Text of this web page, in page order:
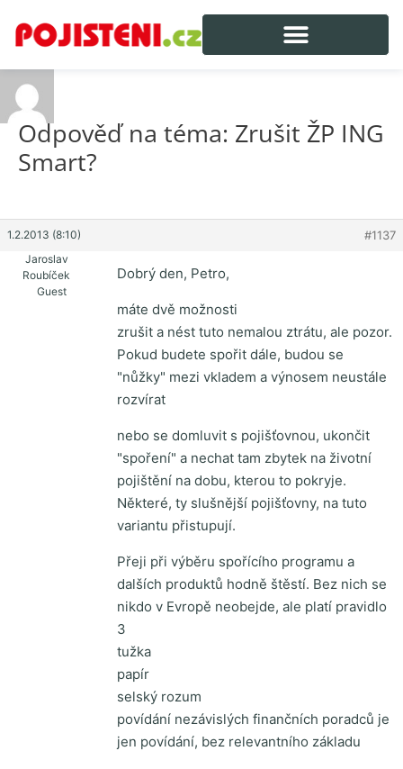
Odpověď na téma: Zrušit ŽP ING
Smart?
1.2.2013 (8:10) #1137
Jaroslav
Roubíček
Guest
Dobrý den, Petro,
máte dvě možnosti
zrušit a nést tuto nemalou ztrátu, ale pozor.
Pokud budete spořit dále, budou se
"nůžky" mezi vkladem a výnosem neustále
rozvírat
nebo se domluvit s pojišťovnou, ukončit
"spoření" a nechat tam zbytek na životní
pojištění na dobu, kterou to pokryje.
Některé, ty slušnější pojišťovny, na tuto
variantu přistupují.
Přeji při výběru spořícího programu a
dalších produktů hodně štěstí. Bez nich se
nikdo v Evropě neobejde, ale platí pravidlo
3
tužka
papír
selský rozum
povídání nezávislých finančních poradců je
jen povídání, bez relevantního základu